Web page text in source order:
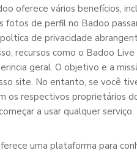
oferece vários benefícios,
fotos de perfil no Badoo
de privacidade
recursos como o Badoo
geral. O objetivo e a
site. No entanto, se você
os respectivos proprietários
a usar qualquer serviço.
uma plataforma para